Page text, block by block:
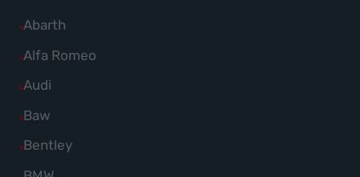
Abarth
Alle
Fahrzeuge
Abarth
anzeigen
Alfa Romeo
Alle
Fahrzeuge
Alfa
Romeo
anzeigen
Audi
Alle
Fahrzeuge
Audi
Baw
Alle
Fahrzeuge
Bentley
Alle
Fahrzeuge